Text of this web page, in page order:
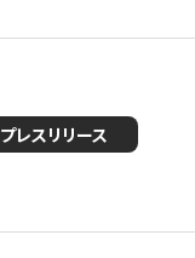
プレスリリース